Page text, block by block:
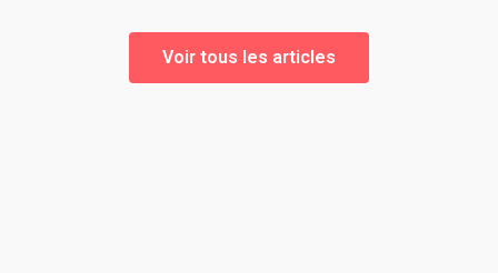
Voir tous les articles